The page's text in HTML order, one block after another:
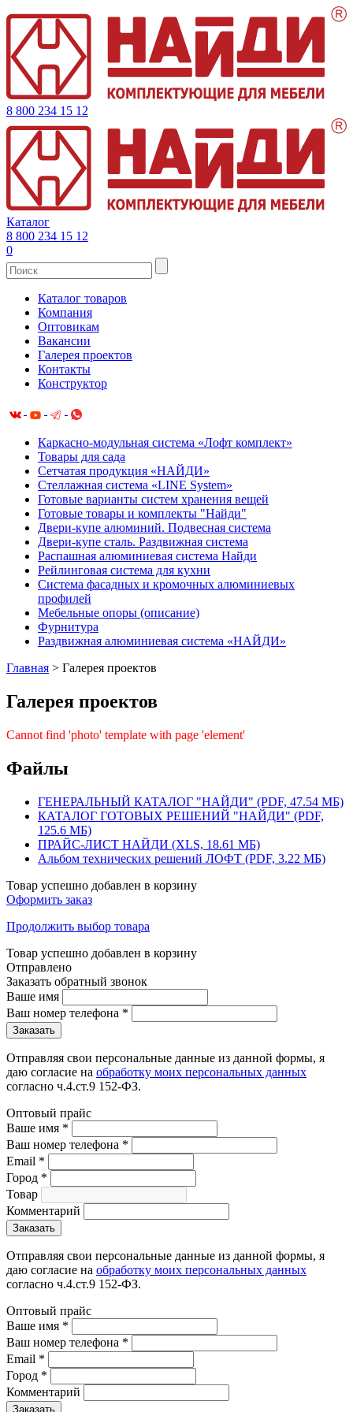
8 800 234 15 12
Каталог
8 800 234 15 12
0
Каталог товаров
Компания
Оптовикам
Вакансии
Галерея проектов
Контакты
Конструктор
Каркасно-модульная система «Лофт комплект»
Товары для сада
Сетчатая продукция «НАЙДИ»
Cтеллажная система «LINE System»
Готовые варианты систем хранения вещей
Готовые товары и комплекты "Найди"
Двери-купе алюминий. Подвесная система
Двери-купе сталь. Раздвижная система
Распашная алюминиевая система Найди
Рейлинговая система для кухни
Система фасадных и кромочных алюминиевых
профилей
Мебельные опоры (описание)
Фурнитура
Раздвижная алюминиевая система «НАЙДИ»
Главная > Галерея проектов
Галерея проектов
Cannot find 'photo' template with page 'element'
Файлы
ГЕНЕРАЛЬНЫЙ КАТАЛОГ "НАЙДИ" (PDF, 47.54 МБ)
КАТАЛОГ ГОТОВЫХ РЕШЕНИЙ "НАЙДИ" (PDF,
125.6 МБ)
ПРАЙС-ЛИСТ НАЙДИ (XLS, 18.61 МБ)
Альбом технических решений ЛОФТ (PDF, 3.22 МБ)
Товар успешно добавлен в корзину
Оформить заказ
Продолжить выбор товара
Товар успешно добавлен в корзину
Отправлено
Заказать обратный звонок
Ваше имя
Ваш номер телефона *
Отправляя свои персональные данные из данной формы, я
даю согласие на обработку моих персональных данных
согласно ч.4.ст.9 152-ФЗ.
Оптовый прайс
Ваше имя *
Ваш номер телефона *
Email *
Город *
Товар
Комментарий
Отправляя свои персональные данные из данной формы, я
даю согласие на обработку моих персональных данных
согласно ч.4.ст.9 152-ФЗ.
Оптовый прайс
Ваше имя *
Ваш номер телефона *
Email *
Город *
Комментарий